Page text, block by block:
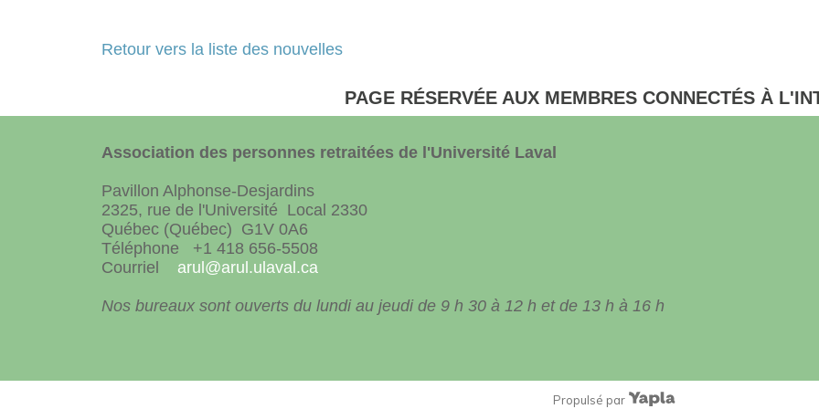
Retour vers la liste des nouvelles
PAGE RÉSERVÉE AUX MEMBRES CONNECTÉS À
Association des personnes retraitées de l'Université Laval
Pavillon Alphonse-Desjardins
2325, rue de l'Université Local 2330
Québec (Québec) G1V 0A6
Téléphone +1 418 656-5508
Courriel arul@arul.ulaval.ca
Nos bureaux sont ouverts du lundi au jeudi de 9 h 30 à 12 h et de 13 h à 16 h
Propulsé par